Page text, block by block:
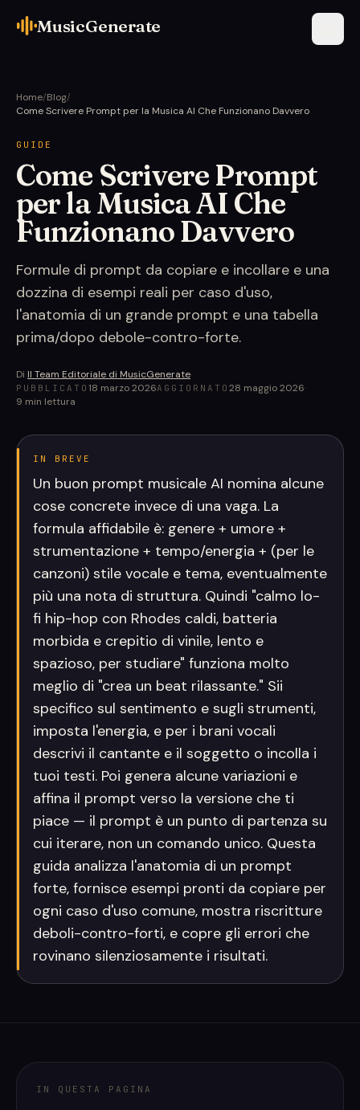
MusicGenerate
Home/Blog/
Come Scrivere Prompt per la Musica AI Che Funzionano Davvero
GUIDE
Come Scrivere Prompt
per la Musica AI Che
Funzionano Davvero
Formule di prompt da copiare e incollare e una
dozzina di esempi reali per caso d'uso,
l'anatomia di un grande prompt e una tabella
prima/dopo debole-contro-forte.
Di Il Team Editoriale di MusicGenerate·
PUBBLICATO 18 marzo 2026AGGIORNATO 28 maggio 2026·
9 min lettura
IN BREVE
Un buon prompt musicale AI nomina alcune
cose concrete invece di una vaga. La
formula affidabile è: genere + umore +
strumentazione + tempo/energia + (per le
canzoni) stile vocale e tema, eventualmente
più una nota di struttura. Quindi "calmo lo-
fi hip-hop con Rhodes caldi, batteria
morbida e crepitio di vinile, lento e
spazioso, per studiare" funziona molto
meglio di "crea un beat rilassante." Sii
specifico sul sentimento e sugli strumenti,
imposta l'energia, e per i brani vocali
descrivi il cantante e il soggetto o incolla i
tuoi testi. Poi genera alcune variazioni e
affina il prompt verso la versione che ti
piace — il prompt è un punto di partenza su
cui iterare, non un comando unico. Questa
guida analizza l'anatomia di un prompt
forte, fornisce esempi pronti da copiare per
ogni caso d'uso comune, mostra riscritture
deboli-contro-forti, e copre gli errori che
rovinano silenziosamente i risultati.
IN QUESTA PAGINA